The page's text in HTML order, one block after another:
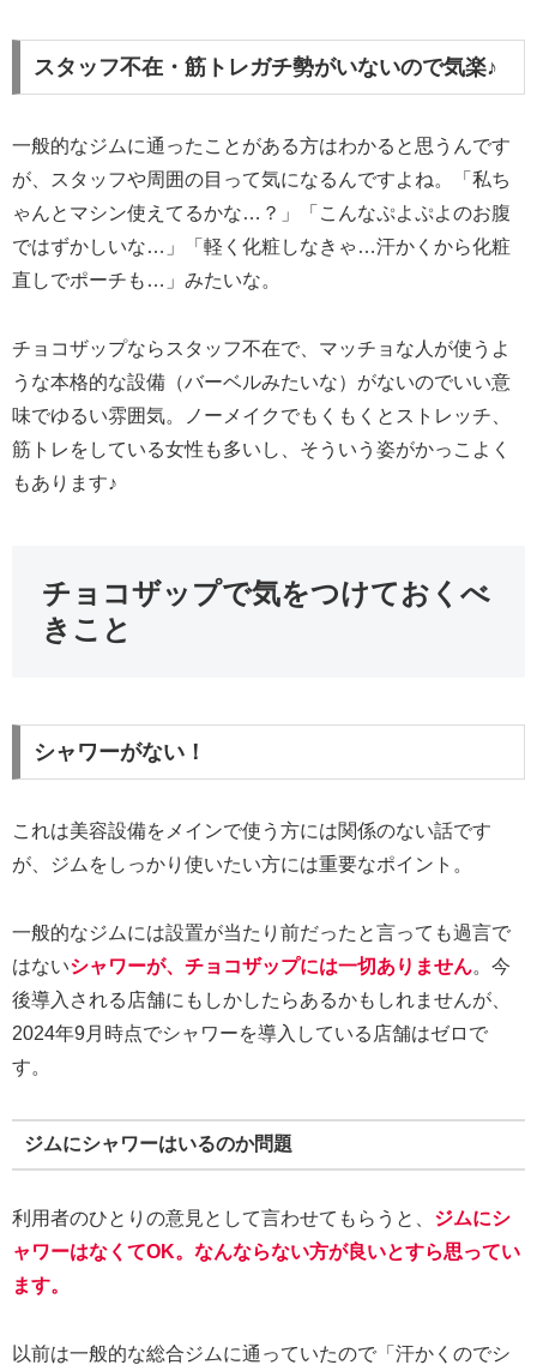
スタッフ不在・筋トレガチ勢がいないので気楽♪
一般的なジムに通ったことがある方はわかると思うんです
が、スタッフや周囲の目って気になるんですよね。「私ち
ゃんとマシン使えてるかな…？」「こんなぷよぷよのお腹
ではずかしいな…」「軽く化粧しなきゃ…汗かくから化粧
直しでポーチも…」みたいな。
チョコザップならスタッフ不在で、マッチョな人が使うよ
うな本格的な設備（バーベルみたいな）がないのでいい意
味でゆるい雰囲気。ノーメイクでもくもくとストレッチ、
筋トレをしている女性も多いし、そういう姿がかっこよく
もあります♪
チョコザップで気をつけておくべ
きこと
シャワーがない！
これは美容設備をメインで使う方には関係のない話です
が、ジムをしっかり使いたい方には重要なポイント。
一般的なジムには設置が当たり前だったと言っても過言で
はないシャワーが、チョコザップには一切ありません。今
後導入される店舗にもしかしたらあるかもしれませんが、
2024年9月時点でシャワーを導入している店舗はゼロで
す。
ジムにシャワーはいるのか問題
利用者のひとりの意見として言わせてもらうと、 ジムにシ
ャワーはなくてOK。なんならない方が良いとすら思ってい
ます。
以前は一般的な総合ジムに通っていたので「汗かくのでシ